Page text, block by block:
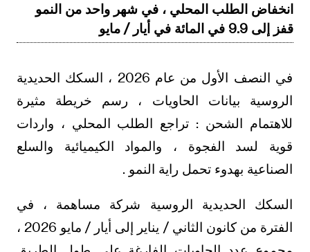
انخفاض الطلب المحلي ، في شهر واحد من النمو
قفز إلى 9.9 في المائة في أيار / مايو
في النصف الأول من عام 2026 ، السكك الحديدية
الروسية بيانات الحاويات ، رسم خريطة مثيرة
للاهتمام الشحن : تراجع الطلب المحلي ، واردات
قوية لسد الفجوة ، والمواد الكيميائية والسلع
الصناعية بهدوء تحمل راية النمو .
السكك الحديدية الروسية شركة مساهمة ، في
الفترة من كانون الثاني / يناير إلى أيار / مايو 2026 ،